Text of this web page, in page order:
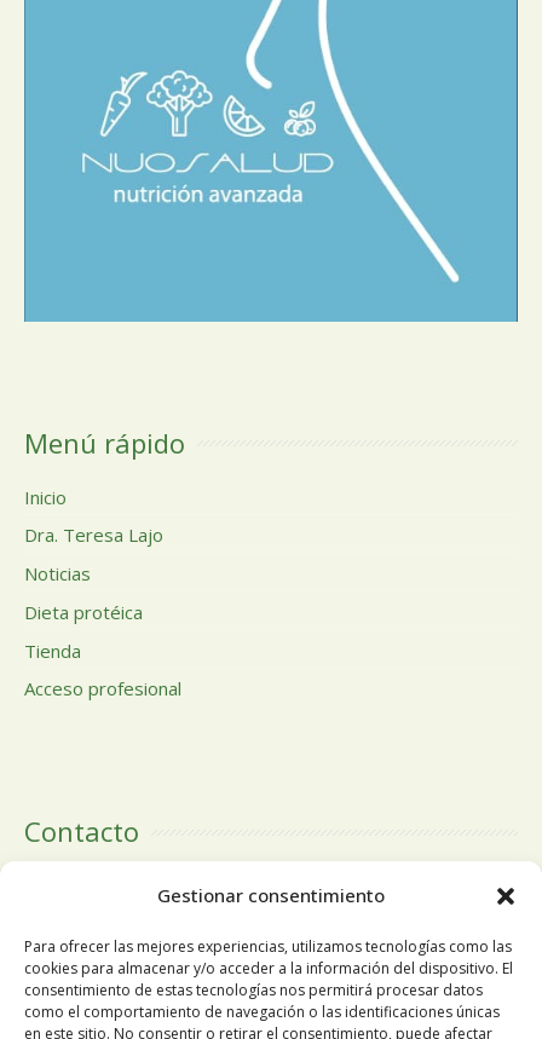
Gestionar consentimiento
Para ofrecer las mejores experiencias, utilizamos tecnologías como las
cookies para almacenar y/o acceder a la información del dispositivo. El
consentimiento de estas tecnologías nos permitirá procesar datos
como el comportamiento de navegación o las identificaciones únicas
en este sitio. No consentir o retirar el consentimiento, puede afectar
Menú rápido
Inicio
Dra. Teresa Lajo
Noticias
Dieta protéica
Tienda
Acceso profesional
Contacto
Calle Doctor Calero, 19 Centro Comercial El Tutti 1ª Planta,
Tlfn: +34 91 196 19 63